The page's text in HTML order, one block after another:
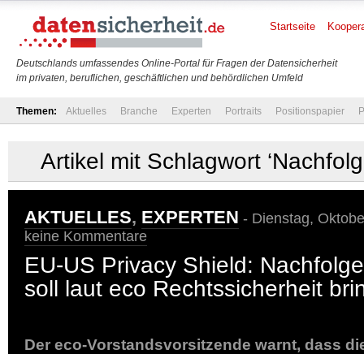
Deutschlands umfassendes Online-Portal für Fragen der Datensicherheit
im privaten, beruflichen, geschäftlichen und behördlichen Umfeld
Startseite
Themen: Aktuelles Branche Experten Portraits Positionspapier
Artikel mit Schlagwort
AKTUELLES, EXPERTEN - Dienstag,
keine Kommentare
EU-US Privacy Shield:
soll laut eco Rechtssicherheit
Der eco-Vorstandsvorsitzende warnt, dass